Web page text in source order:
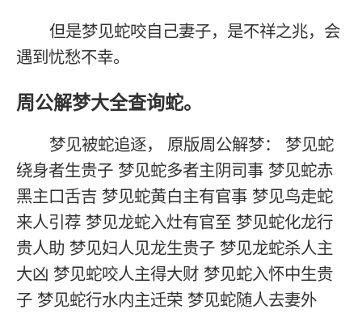
但是梦见蛇咬自己妻子，是不祥之兆，会
遇到忧愁不幸。
周公解梦大全查询蛇。
梦见被蛇追逐， 原版周公解梦： 梦见蛇
绕身者生贵子 梦见蛇多者主阴司事 梦见蛇赤
黑主口舌吉 梦见蛇黄白主有官事 梦见鸟走蛇
来人引荐 梦见龙蛇入灶有官至 梦见蛇化龙行
贵人助 梦见妇人见龙生贵子 梦见龙蛇杀人主
大凶 梦见蛇咬人主得大财 梦见蛇入怀中生贵
子 梦见蛇行水内主迁荣 梦见蛇随人去妻外